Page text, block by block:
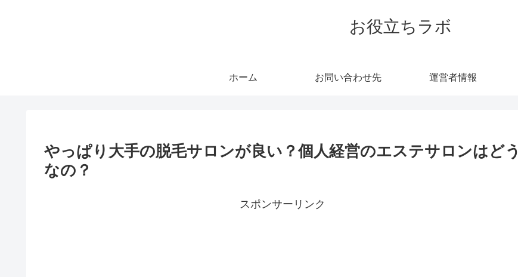
お役立ちラボ
ホーム お問い合わせ先 運営者情報
やっぱり大手の脱毛サロンが良い？個人経営のエステサロンはどう
なの？
スポンサーリンク